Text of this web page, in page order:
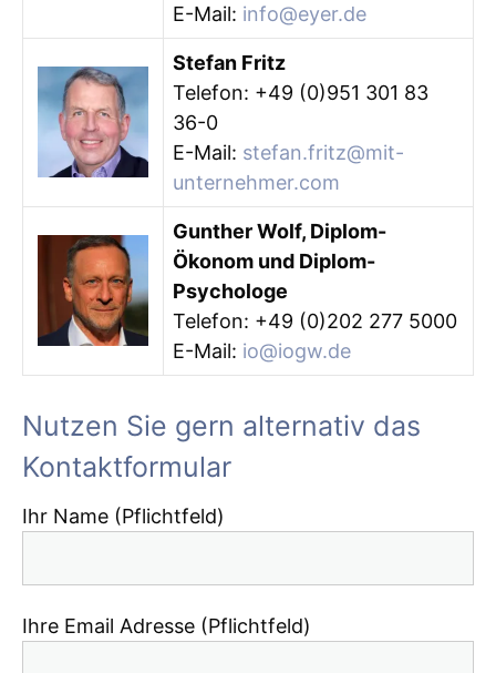
E-Mail: info@eyer.de
Stefan Fritz
Telefon: +49 (0)951 301 83
36-0
E-Mail: stefan.fritz@mit-
unternehmer.com
Gunther Wolf, Diplom-
Ökonom und Diplom-
Psychologe
Telefon: +49 (0)202 277 5000
E-Mail: io@iogw.de
Nutzen Sie gern alternativ das
Kontaktformular
Ihr Name (Pflichtfeld)
Ihre Email Adresse (Pflichtfeld)